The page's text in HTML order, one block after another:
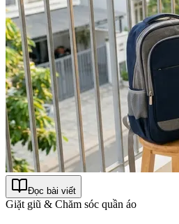
Đọc bài viết
Giặt giũ & Chăm sóc quần áo